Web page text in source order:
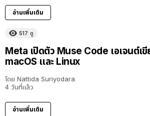
อ่านเพิ่มเติม
517 ดู
Meta เปิดตัว Muse Code เอเจนต์เ
macOS และ Linux
โดย Nattida Suriyodara
4 วันที่แล้ว
อ่านเพิ่มเติม